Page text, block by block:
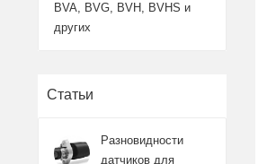
BVA, BVG, BVH, BVHS и
других
Статьи
Разновидности
датчиков для